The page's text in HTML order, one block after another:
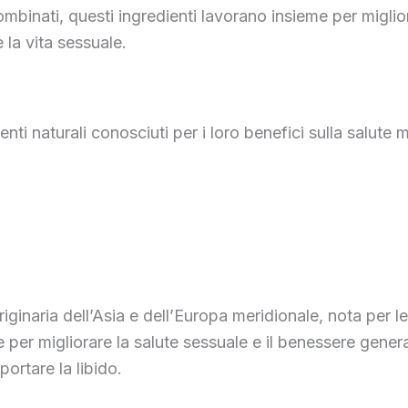
questi ingredienti lavorano insieme per
vita sessuale.
naturali conosciuti per i loro benefici sulla salute
dell’Asia e dell’Europa meridionale, nota per
migliorare la salute sessuale e il benessere
la libido.